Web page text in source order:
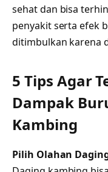
sehat dan bisa
penyakit serta efek
ditimbulkan karena
5 Tips Agar
Dampak
Kambing
Pilih Olahan